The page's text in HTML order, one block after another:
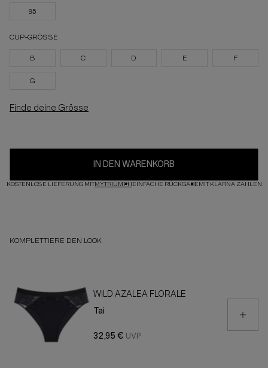
95
CUP-GRÖSSE
B C D E F
G
Finde deine Grösse
IN DEN WARENKORB
KOSTENLOSE LIEFERUNG MITMYTRIUMPHEINFACHE RÜCKGABEMIT KLARNA ZAHLEN
KOMPLETTIERE DEN LOOK
WILD AZALEA FLORALE
Tai
32,95 €